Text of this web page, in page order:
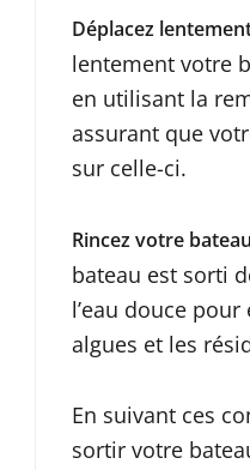
Déplacez
lentement votre
en utilisant la
assurant que
sur celle-ci.
Rincez votre bateau
bateau est sorti
l’eau douce
algues et les
En suivant ces
sortir votre